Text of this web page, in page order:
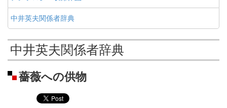
中井英夫関係者辞典
中井英夫関係者辞典
薔薇への供物